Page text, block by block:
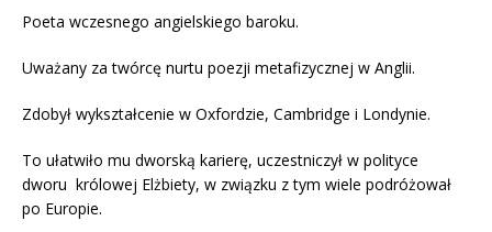
Poeta wczesnego angielskiego baroku.
Uważany za twórcę nurtu poezji metafizycznej w Anglii.
Zdobył wykształcenie w Oxfordzie, Cambridge i Londynie.
To ułatwiło mu dworską karierę, uczestniczył w polityce
dworu królowej Elżbiety, w związku z tym wiele podróżował
po Europie.